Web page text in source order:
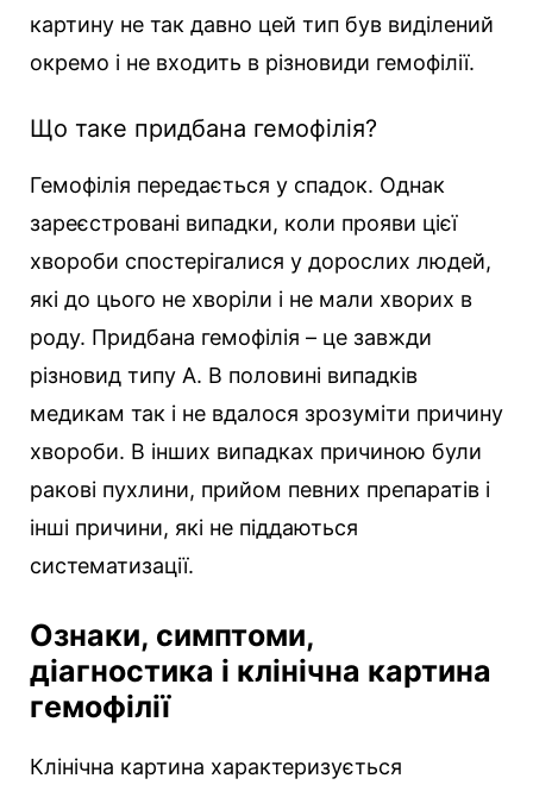
картину не так давно цей тип був виділений
окремо і не входить в різновиди гемофілії.
Що таке придбана гемофілія?
Гемофілія передається у спадок. Однак
зареєстровані випадки, коли прояви цієї
хвороби спостерігалися у дорослих людей,
які до цього не хворіли і не мали хворих в
роду. Придбана гемофілія – ​​це завжди
різновид типу A. В половині випадків
медикам так і не вдалося зрозуміти причину
хвороби. В інших випадках причиною були
ракові пухлини, прийом певних препаратів і
інші причини, які не піддаються
систематизації.
Ознаки, симптоми,
діагностика і клінічна картина
гемофілії
Клінічна картина характеризується